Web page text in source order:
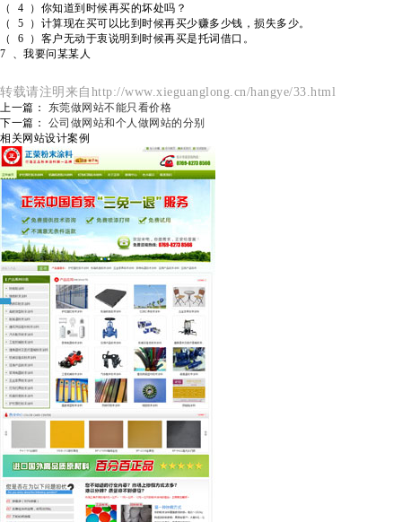
（ 4 ）你知道到时候再买的坏处吗？
（ 5 ）计算现在买可以比到时候再买少赚多少钱，损失多少。
（ 6 ）客户无动于衷说明到时候再买是托词借口。
7 、我要问某某人
转载请注明来自http://www.xieguanglong.cn/hangye/33.html
上一篇：
东莞做网站不能只看价格
下一篇： 公司做网站和个人做网站的分别
相关网站设计案例